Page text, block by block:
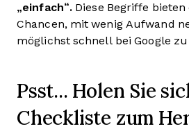
„einfach“. Diese Begriffe bieten
Chancen, mit wenig Aufwand
möglichst schnell bei Google
Psst... Holen Sie
Checkliste zum